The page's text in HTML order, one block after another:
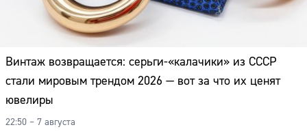
Винтаж возвращается: серьги-«калачики» из СССР
стали мировым трендом 2026 — вот за что их ценят
ювелиры
22:50 – 7 августа